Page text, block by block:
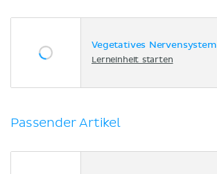
Vegetatives Nervensystem
Lerneinheit starten
Passender Artikel